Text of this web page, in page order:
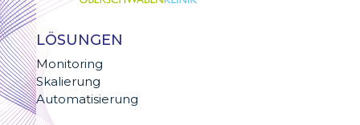
LÖSUNGEN
Monitoring
Skalierung
Automatisierung